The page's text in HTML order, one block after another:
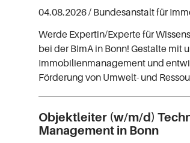
04.08.2026 / Bundesanstalt für
Werde Expertin/Experte für
bei der BImA in Bonn! Gestalte mit
Immobilienmanagement und
Förderung von Umwelt- und
Objektleiter (w/m/d)
Management in Bonn